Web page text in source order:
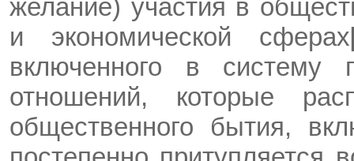
желание) участия в
и экономической сферах
включенного в систему
отношений, которые
общественного бытия,